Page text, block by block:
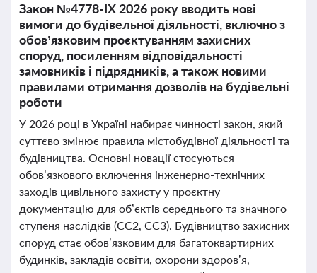
Закон №4778-IX 2026 року вводить нові
вимоги до будівельної діяльності, включно з
обов’язковим проєктуванням захисних
споруд, посиленням відповідальності
замовників і підрядників, а також новими
правилами отримання дозволів на будівельні
роботи
У 2026 році в Україні набирає чинності закон, який
суттєво змінює правила містобудівної діяльності та
будівництва. Основні новації стосуються
обов’язкового включення інженерно-технічних
заходів цивільного захисту у проєктну
документацію для об’єктів середнього та значного
ступеня наслідків (СС2, СС3). Будівництво захисних
споруд стає обов’язковим для багатоквартирних
будинків, закладів освіти, охорони здоров’я,